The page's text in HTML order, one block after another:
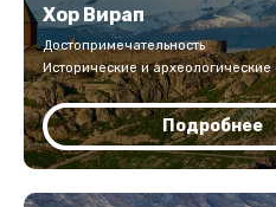
Хор Вирап
Достопримечательность
Исторические и
Подробнее